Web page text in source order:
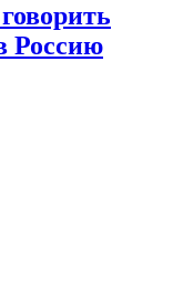
Россию